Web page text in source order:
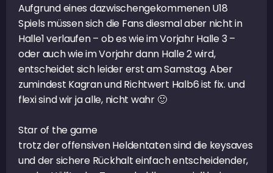
Aufgrund eines dazwischengekommenen U18
Spiels müssen sich die Fans diesmal aber nicht in
Halle1 verlaufen – ob es wie im Vorjahr Halle 3 –
oder auch wie im Vorjahr dann Halle 2 wird,
entscheidet sich leider erst am Samstag. Aber
zumindest Kagran und Richtwert Halb6 ist fix. und
flexi sind wir ja alle, nicht wahr 🙂
Star of the game
trotz der offensiven Heldentaten sind die keysaves
und der sichere Rückhalt einfach entscheidender,